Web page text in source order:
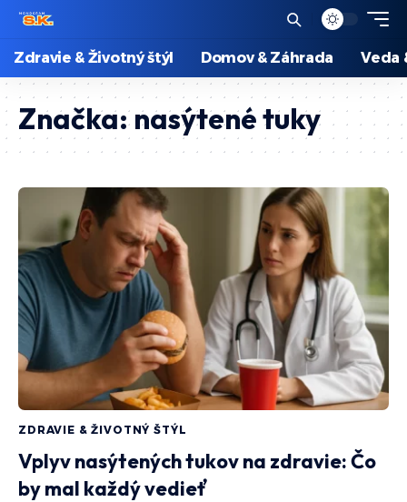
Zdravie & Životný štýl Domov & Záhrada Veda
Značka:nasýtené tuky
ZDRAVIE & ŽIVOTNÝ ŠTÝL
Vplyv nasýtených tukov na zdravie: Čo
by mal každý vedieť